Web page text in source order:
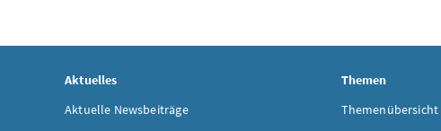
Aktuelles
Aktuelle Newsbeiträge
Themen
Themenübersicht